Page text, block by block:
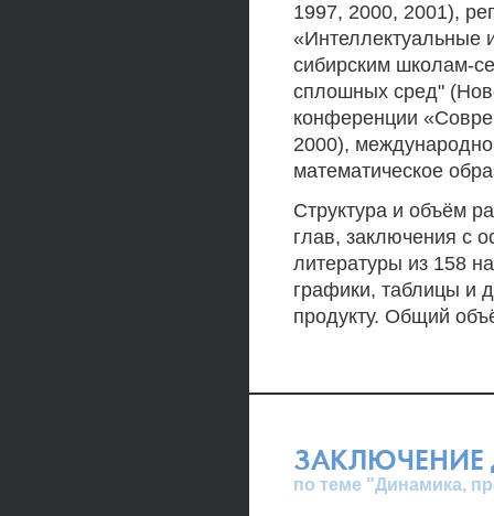
1997, 2000, 2001),
«Интеллектуальные
сибирским школам-
сплошных сред"
конференции
2000),
математическое
Структура и объём
глав, заключения с
литературы из 158
графики, таблицы и
продукту. Общий
ЗАКЛЮЧЕНИЕ
по теме "Динамика,